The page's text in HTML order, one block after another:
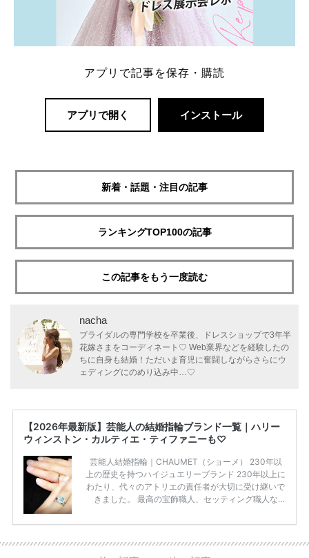
アプリで記事を保存・購読
アプリで開く インストール
新着・話題・注目の記事
ランキングTOP100の記事
この記事をもう一度読む
nacha
ブライダルの専門学校を卒業後、ドレスショップで3年半
花嫁さまをコーディネート♡ Web業界などを経験したの
ちに自身も結婚！ただいま育児に奮闘しながらさらにウ
ェディングにのめり込み中…♡
【2026年最新版】芸能人の結婚指輪ブランド一覧｜ハリー
ウィンストン・カルティエ・ティファニーも♡
芸能人結婚指輪｜CHAUMET（ショーメ） 230年以
上の歴史を持つハイジュエリーブランド 230年以上に
わたり、代々のアトリエの責任者が大切に受け継いで
きました。 最高の宝飾職人、セッティング職人な
高品質の宝石を扱っています。 至高のデザインと品
ん・魔裟斗さんの婚約指輪 魔裟斗さんが矢沢さんに